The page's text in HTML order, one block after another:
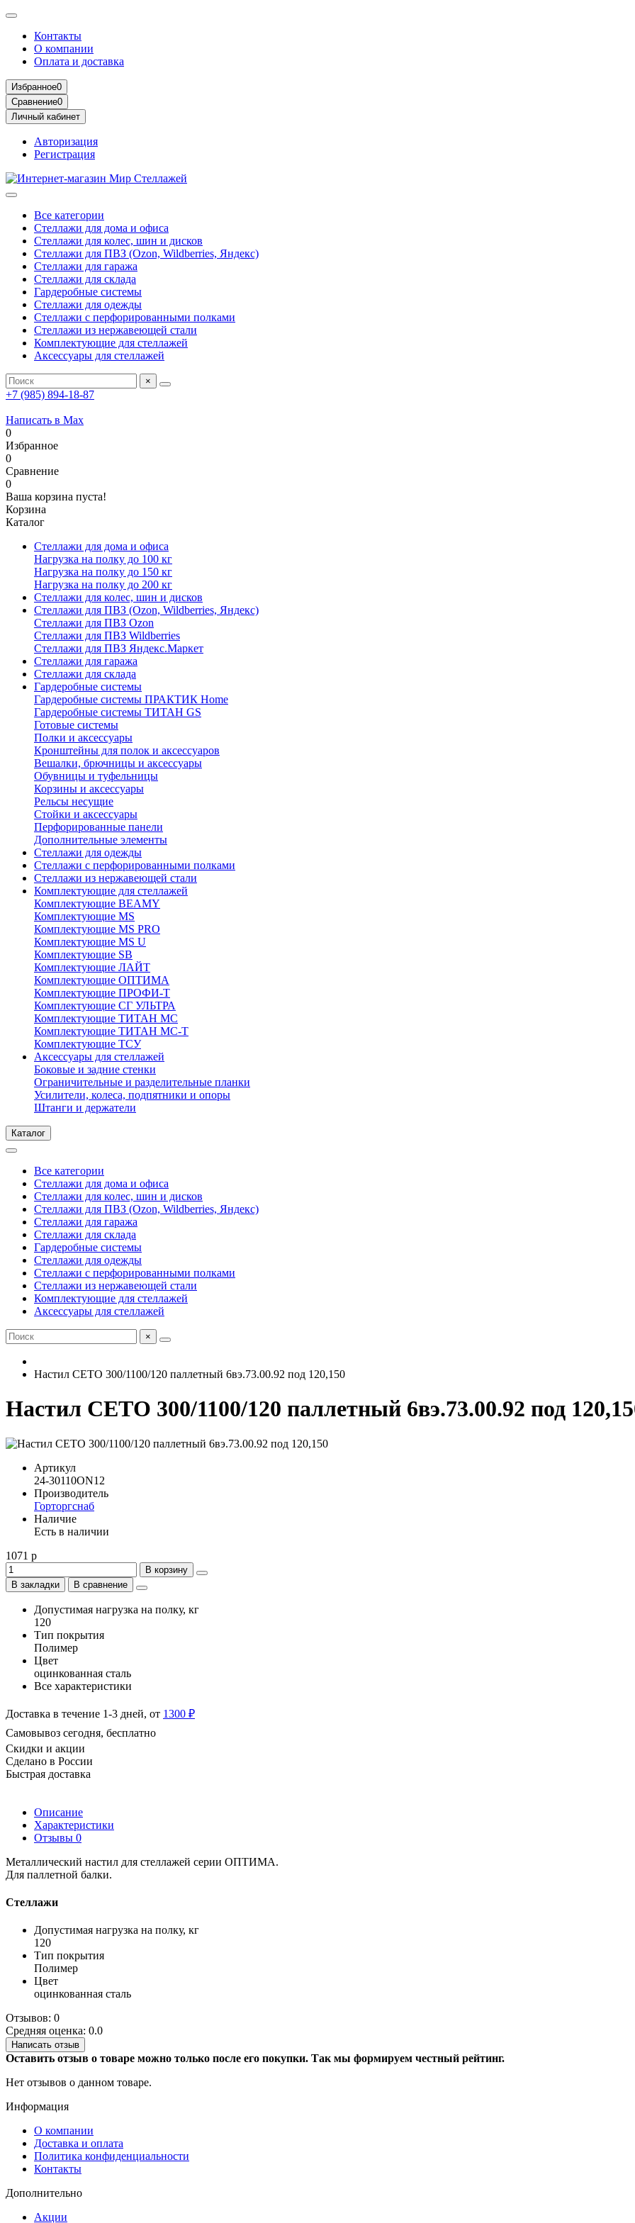
Контакты
О компании
Оплата и доставка
Избранное0
Сравнение0
Личный кабинет
Авторизация
Регистрация
Все категории
Стеллажи для дома и офиса
Стеллажи для колес, шин и дисков
Стеллажи для ПВЗ (Ozon, Wildberries, Яндекс)
Стеллажи для гаража
Стеллажи для склада
Гардеробные системы
Стеллажи для одежды
Стеллажи с перфорированными полками
Стеллажи из нержавеющей стали
Комплектующие для стеллажей
Аксессуары для стеллажей
×
+7 (985) 894-18-87
Написать в Max
0
Избранное
0
Сравнение
0
Ваша корзина пуста!
Корзина
Каталог
Стеллажи для дома и офиса
Нагрузка на полку до 100 кг
Нагрузка на полку до 150 кг
Нагрузка на полку до 200 кг
Стеллажи для колес, шин и дисков
Стеллажи для ПВЗ (Ozon, Wildberries, Яндекс)
Стеллажи для ПВЗ Ozon
Стеллажи для ПВЗ Wildberries
Стеллажи для ПВЗ Яндекс.Маркет
Стеллажи для гаража
Стеллажи для склада
Гардеробные системы
Гардеробные системы ПРАКТИК Home
Гардеробные системы ТИТАН GS
Готовые системы
Полки и аксессуары
Кронштейны для полок и аксессуаров
Вешалки, брючницы и аксессуары
Обувницы и туфельницы
Корзины и аксессуары
Рельсы несущие
Стойки и аксессуары
Перфорированные панели
Дополнительные элементы
Стеллажи для одежды
Стеллажи с перфорированными полками
Стеллажи из нержавеющей стали
Комплектующие для стеллажей
Комплектующие BEAMY
Комплектующие MS
Комплектующие MS PRO
Комплектующие MS U
Комплектующие SB
Комплектующие ЛАЙТ
Комплектующие ОПТИМА
Комплектующие ПРОФИ-Т
Комплектующие СГ УЛЬТРА
Комплектующие ТИТАН МС
Комплектующие ТИТАН МС-Т
Комплектующие ТСУ
Аксессуары для стеллажей
Боковые и задние стенки
Ограничительные и разделительные планки
Усилители, колеса, подпятники и опоры
Штанги и держатели
Каталог
Все категории
Стеллажи для дома и офиса
Стеллажи для колес, шин и дисков
Стеллажи для ПВЗ (Ozon, Wildberries, Яндекс)
Стеллажи для гаража
Стеллажи для склада
Гардеробные системы
Стеллажи для одежды
Стеллажи с перфорированными полками
Стеллажи из нержавеющей стали
Комплектующие для стеллажей
Аксессуары для стеллажей
×
Настил СЕТО 300/1100/120 паллетный 6вэ.73.00.92 под 120,150
Настил СЕТО 300/1100/120 паллетный 6вэ.73.00.92 под
Артикул
24-30110ON12
Производитель
Горторгснаб
Наличие
Есть в наличии
1071 р
В корзину
В закладки
В сравнение
Допустимая нагрузка на полку, кг
120
Тип покрытия
Полимер
Цвет
оцинкованная сталь
Все характеристики
Доставка в течение 1-3 дней, от 1300 ₽
Самовывоз сегодня, бесплатно
Скидки и акции
Сделано в России
Быстрая доставка
Описание
Характеристики
Отзывы 0
Металлический настил для стеллажей серии ОПТИМА.
Для паллетной балки.
Стеллажи
Допустимая нагрузка на полку, кг
120
Тип покрытия
Полимер
Цвет
оцинкованная сталь
Отзывов: 0
Средняя оценка: 0.0
Написать отзыв
Оставить отзыв о товаре можно только после его покупки. Так мы формируем честный рейтинг.
Нет отзывов о данном товаре.
Информация
О компании
Доставка и оплата
Политика конфиденциальности
Контакты
Дополнительно
Акции